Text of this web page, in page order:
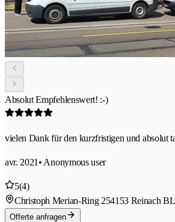
Absolut Empfehlenswert! :-)
vielen Dank für den kurzfristigen und absolut
avr. 2021 • Anonymous user
5(4)
Christoph Merian-Ring 254153 Reinach BL
Offerte anfragen